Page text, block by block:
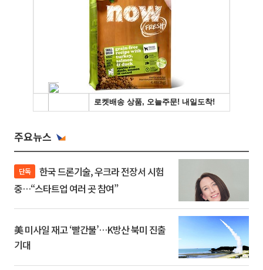
주요뉴스
단독
중…“스타트업 여러 곳 참여”
美 미사일 재고 ‘빨간불’…K방산 북미 진출
기대